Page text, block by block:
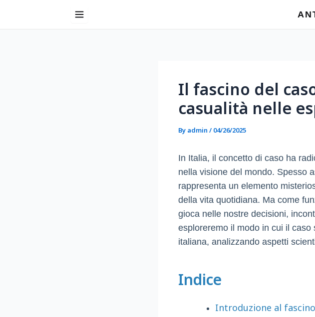
content
Il fascino del
casualità nelle
By admin / 04/26/2025
In Italia, il concetto di caso ha
nella visione del mondo. Spesso
rappresenta un elemento
della vita quotidiana. Ma come
gioca nelle nostre decisioni,
esploreremo il modo in cui il
italiana, analizzando aspetti
Indice
Introduzione al